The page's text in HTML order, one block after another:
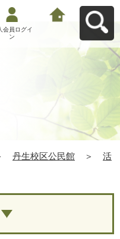
会員ログイ
ン
丹生校区公民館 ＞
活